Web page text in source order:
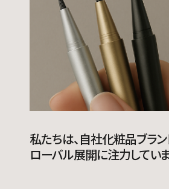
私たちは、自社化粧品ブラ
ローバル展開に注力していま